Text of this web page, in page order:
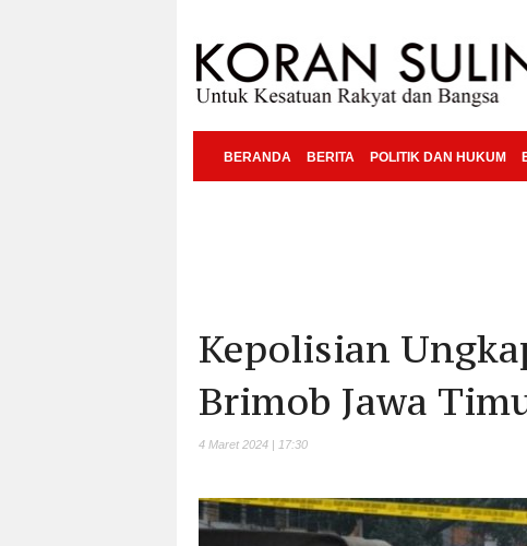
BERANDA BERITA POLITIK DAN HUKUM
Kepolisian
Brimob Jawa
4 Maret 2024 | 17:30